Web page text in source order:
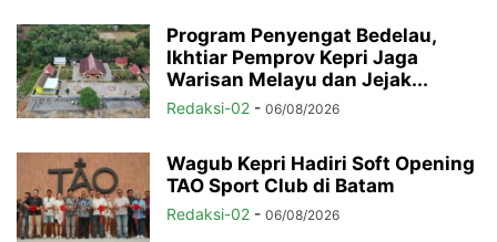
Program Penyengat Bedelau,
Ikhtiar Pemprov Kepri Jaga
Warisan Melayu dan Jejak...
Redaksi-02 - 06/08/2026
Wagub Kepri Hadiri Soft Opening
TAO Sport Club di Batam
Redaksi-02 - 06/08/2026